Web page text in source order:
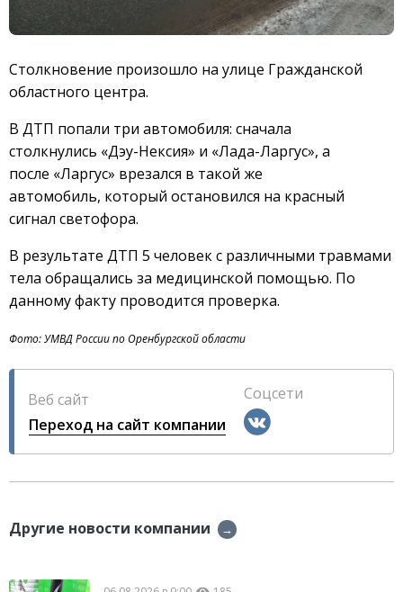
Столкновение произошло на улице Гражданской
областного центра.
В ДТП попали три автомобиля: сначала
столкнулись «Дэу-Нексия» и «Лада-Ларгус», а
после «Ларгус» врезался в такой же
автомобиль, который остановился на красный
сигнал светофора.
В результате ДТП 5 человек с различными травмами
тела обращались за медицинской помощью. По
данному факту проводится проверка.
Фото: УМВД России по Оренбургской области
Веб сайт
Переход на сайт компании
Соцсети
Другие новости компании →